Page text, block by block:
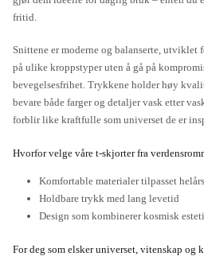
fritid.
Snittene er moderne og balanserte, utviklet
på ulike kroppstyper uten å gå på
bevegelsesfrihet. Trykkene holder høy
bevare både farger og detaljer vask etter
forblir like kraftfulle som universet de er
Hvorfor velge våre t-skjorter fra
Komfortable materialer tilpasset
Holdbare trykk med lang levetid
Design som kombinerer kosmisk
For deg som elsker universet, vitenskap og